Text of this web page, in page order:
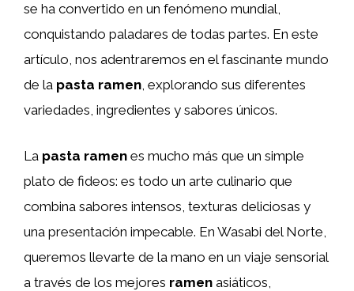
se ha convertido en un fenómeno mundial,
conquistando paladares de todas partes. En este
artículo, nos adentraremos en el fascinante mundo
de la pasta ramen, explorando sus diferentes
variedades, ingredientes y sabores únicos.
La pasta ramen es mucho más que un simple
plato de fideos: es todo un arte culinario que
combina sabores intensos, texturas deliciosas y
una presentación impecable. En Wasabi del Norte,
queremos llevarte de la mano en un viaje sensorial
a través de los mejores ramen asiáticos,